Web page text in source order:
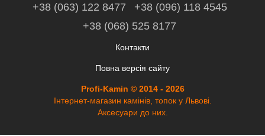
+38 (063) 122 8477
+38 (096) 118 4545
+38 (068) 525 8177
Контакти
Повна версія сайту
Profi-Kamin © 2014 - 2026
Інтернет-магазин камінів, топок у Львові.
Аксесуари до них.